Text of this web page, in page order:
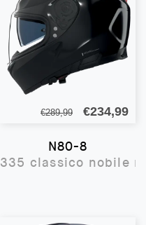
€289,99
Il
originale
era:
€234,99Il
è:
N80-8
335 classico nobile